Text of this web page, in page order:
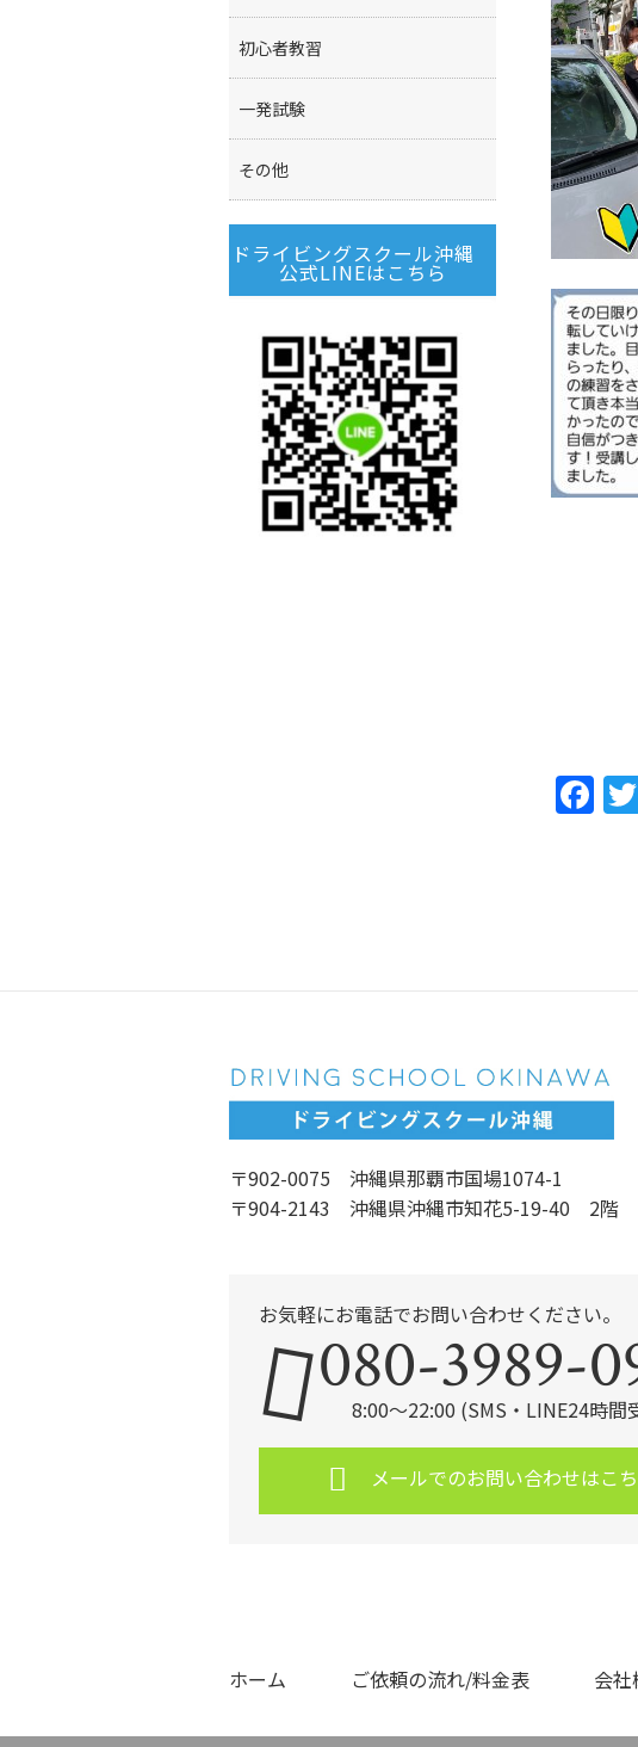
F
a
k
初心者教習
一発試験
その他
ドライビングスクール沖縄
公式LINEはこちら
〒902-0075 沖縄県那覇市国場1074-1
〒904-2143 沖縄県沖縄市知花5-19-40 2階
お気軽にお電話でお問い合わせください。
080-3989-
8:00～22:00 (SMS・LINE24時間
メールでのお問い合わせはこ
ホーム ご依頼の流れ/料金表 会